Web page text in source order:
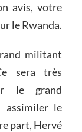
avis, votre
le Rwanda.
militant
sera très
le grand
assimiler le
part, Hervé